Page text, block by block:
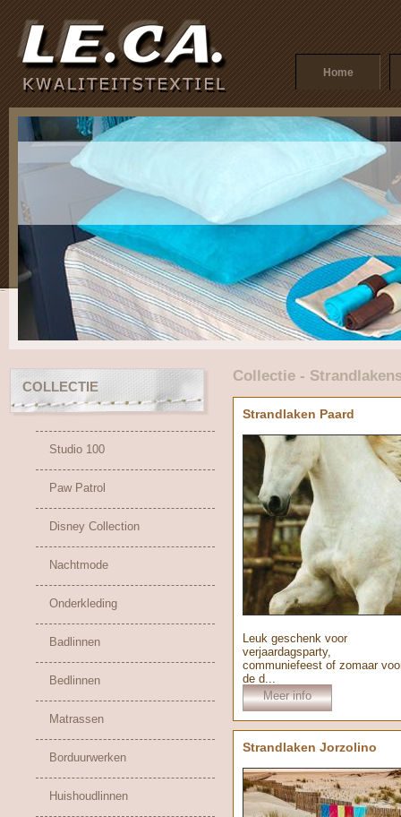
Home
COLLECTIE
Studio 100
Paw Patrol
Disney Collection
Nachtmode
Onderkleding
Badlinnen
Bedlinnen
Matrassen
Borduurwerken
Huishoudlinnen
Collectie -
Strandlaken Paard
Leuk geschenk voor
verjaardagsparty,
communiefeest of zomaar
de d...
Meer info
Strandlaken Jorzolino